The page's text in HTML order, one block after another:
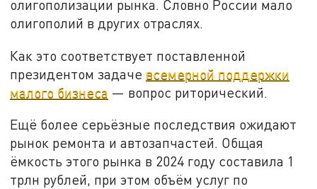
олигополизации рынка. Словно России мало
олигополий в других отраслях.
Как это соответствует поставленной
президентом задаче всемерной поддержки
малого бизнеса — вопрос риторический.
Ещё более серьёзные последствия ожидают
рынок ремонта и автозапчастей. Общая
ёмкость этого рынка в 2024 году составила 1
трлн рублей, при этом объём услуг по